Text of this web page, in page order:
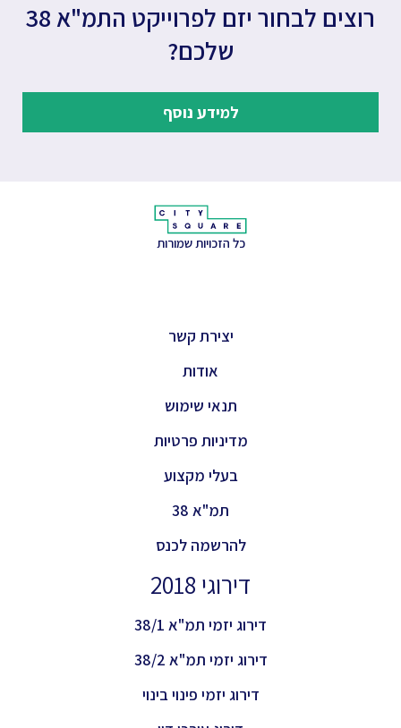
רוצים לבחור יזם לפרוייקט התמ"א 38
שלכם?
למידע נוסף
כל הזכויות שמורות
יצירת קשר
אודות
תנאי שימוש
מדיניות פרטיות
בעלי מקצוע
תמ"א 38
להרשמה לכנס
דירוגי 2018
דירוג יזמי תמ"א 38/1
דירוג יזמי תמ"א 38/2
דירוג יזמי פינוי בינוי